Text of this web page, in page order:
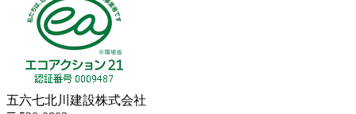
五六七北川建設株式会社